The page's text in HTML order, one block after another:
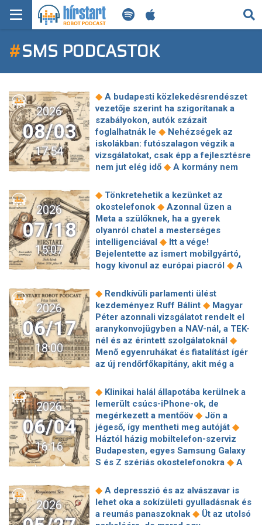
KERESÉS
KEZDŐLAP
FRISS HÍREK
TECH HÍREK
FILM-ZENE-SZÓRAKOZÁS
PLAYLIST
MI AZ A ROBOT PODCAST?
#SMS PODCASTOK
2026
08/03
17:54
◆ A budapesti közlekedésrendészet
vezetője szerint ha szigorítanak a
szabályokon, autók százait
foglalhatnák le ◆ Nehézségek az
iskolákban: futószalagon végzik a
vizsgálatokat, csak épp a fejlesztésre
nem jut elég idő ◆ A kormány nem
és 300 milliárd forintot követel vissza
◆ Bóka hozzájárulása a
katasztrófahelyzet megoldásához:
illegális lakásfoglalónak fogja nevezni
Forsthoffer Ágnest ◆ Pottyondy:
Megszállókban is több az empátia
Elérhetetlenné vált az utazási iroda,
milliós nyaralásokat buktak többen ◆
Fidesz a frakcióba◆A legmodernebb
fegyverekkel szintet lépett az orosz-
ukrán háború◆Az egész országot
szabadságra küldhetik a hőhelyzet
miatt◆Új életre kelhetnek a hazai
Kádár-kockák, mintaértékű felújítási
projekt indul Magyarországon◆
régi ismerőssel küzdhet a Fradi a
főtábláért◆77 éves melegrekord dőlt
meg a fővárosban
2026
07/18
15:07
◆ Tönkretehetik a kezünket az
okostelefonok ◆ Azonnal üzen a
Meta a szülőknek, ha a gyerek
olyanról chatel a mesterséges
intelligenciával ◆ Itt a vége!
Bejelentette az ismert mobilgyártó,
hogy kivonul az európai piacról ◆ A
százalékkal estek a második
negyedévben ◆A Google-nak meg
kell nyitnia az Androidot a ChatGPT
és más mesterséges intelligencia-
asszisztensek előtt
◆ Óriási csalódás
a SpaceX-nél, az utolsó pillanatban
állt le a Starship
2026
06/17
18:00
◆ Rendkívüli parlamenti ülést
kezdeményez Ruff Bálint ◆ Magyar
Péter azonnali vizsgálatot rendelt el
aranykonvojügyben a NAV-nál, a TEK-
nél és az érintett szolgálatoknál ◆
Menő egyenruhákat és fiatalítást ígér
az új rendőrfőkapitány, akit még a
Van egy ágazat, ahol 30 százalékkal
lőttek ki a fizetések áprilisban,
alighanem a választás tehet róla
Magyar Péter: „A közpénz
visszakapja közpénz jellegét”◆
Feljelentést tesz Magyar Péter
médiavállalkozó öccse a „Zsolti
◆ Keményen
célkeresztbe kerülhetnek◆
Kiszivárgott a titkos paktum: Trump
lényegében elismerte, elvesztette az
2026
06/04
16:16
◆ Klinikai halál állapotába kerülnek a
lemerült csúcs-iPhone-ok, de
megérkezett a mentőöv◆ Jön a
jégeső, így mentheti meg autóját ◆
Háztól házig mobiltelefon-szerviz
Budapesten, egyes Samsung Galaxy
S és Z szériás okostelefonokra ◆ A
használtak a külföldi szurkolók a
meccs ideje alatt◆
A
kvantumprocesszor és a klasszikus
számítógép együttműködésére épül a
2026
◆ A depresszió és az alvászavar is
lehet oka a sokízületi gyulladásnak és
a reumás panaszoknak ◆ Üt az utolsó